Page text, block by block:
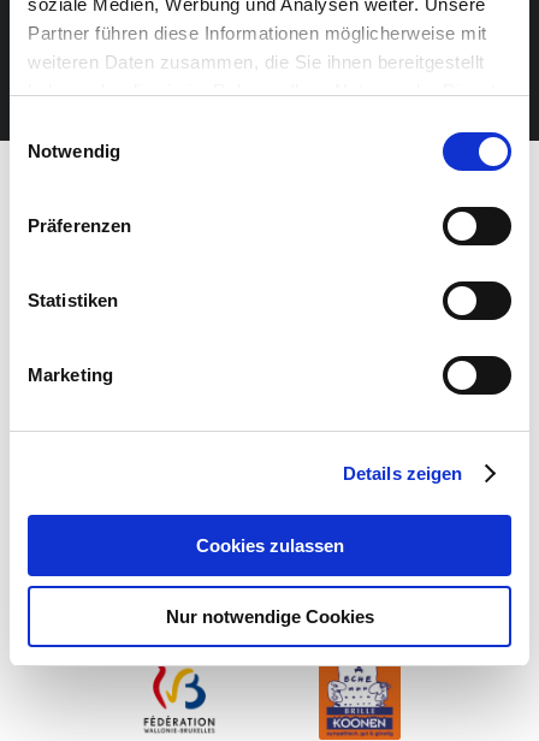
Partner führen diese Informationen möglicherweise mit
weiteren Daten zusammen, die Sie ihnen bereitgestellt
haben oder die sie im Rahmen Ihrer Nutzung der Dienste
Notwendig
Präferenzen
Statistiken
Marketing
Details zeigen
Cookies zulassen
Nur notwendige Cookies
VERANSTALTUNG VERPASST?